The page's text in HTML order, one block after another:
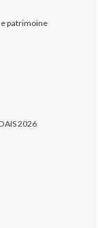
patrimoine
2026